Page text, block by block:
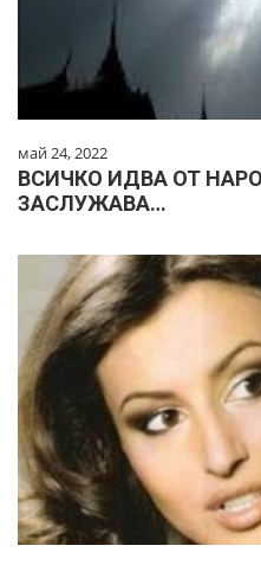
май 24, 2022
ВСИЧКО ИДВА ОТ
ЗАСЛУЖАВА…